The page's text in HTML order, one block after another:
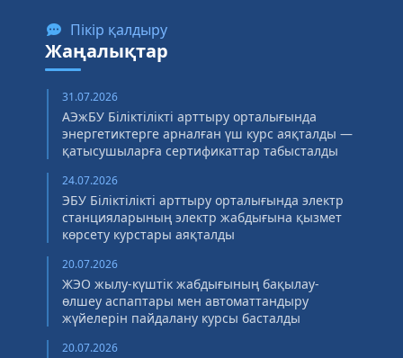
Пікір қалдыру
Жаңалықтар
31.07.2026
АЭжБУ Біліктілікті арттыру орталығында
энергетиктерге арналған үш курс аяқталды —
қатысушыларға сертификаттар табысталды
24.07.2026
ЭБУ Біліктілікті арттыру орталығында электр
станцияларының электр жабдығына қызмет
көрсету курстары аяқталды
20.07.2026
ЖЭО жылу-күштік жабдығының бақылау-
өлшеу аспаптары мен автоматтандыру
жүйелерін пайдалану курсы басталды
20.07.2026